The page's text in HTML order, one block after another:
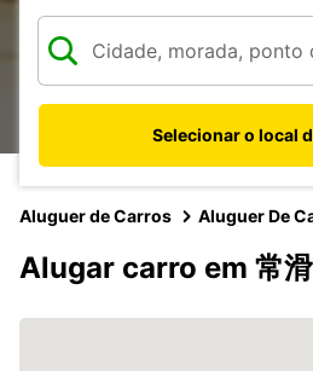
Selecionar o local
Aluguer de Carros Aluguer De
Alugar carro em 常